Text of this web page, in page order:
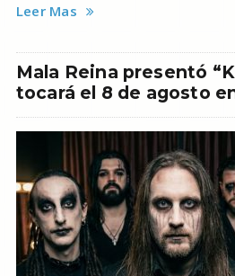
Leer Mas
Mala Reina presentó
tocará el 8 de agosto